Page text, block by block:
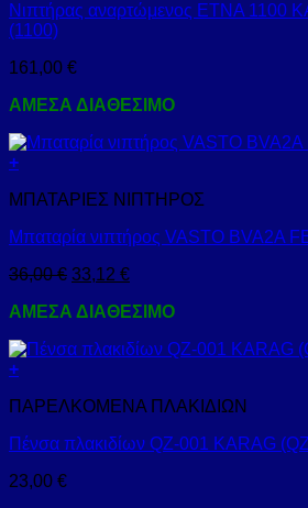
Νιπτήρας αναρτώμενος ETNA 1100
(1100)
161,00 €
ΑΜΕΣΑ ΔΙΑΘΕΣΙΜΟ
+
ΜΠΑΤΑΡΙΕΣ ΝΙΠΤΗΡΟΣ
Μπαταρία νιπτήρος VASTO BVA2A
36,00€ 33,12 €
ΑΜΕΣΑ ΔΙΑΘΕΣΙΜΟ
+
ΠΑΡΕΛΚΟΜΕΝΑ ΠΛΑΚΙΔΙΩΝ
Πένσα πλακιδίων QZ-001 KARAG
23,00 €